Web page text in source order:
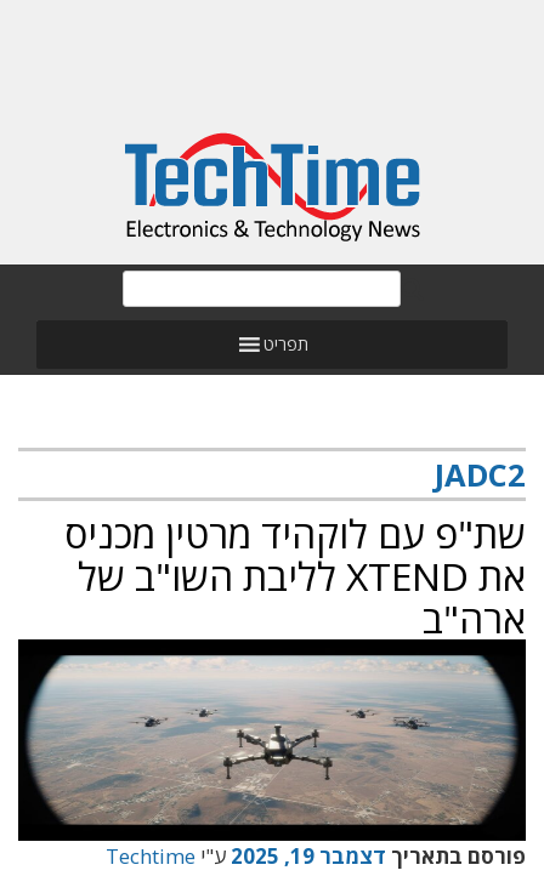
תפריט
JADC2
שת"פ עם לוקהיד מרטין מכניס
את XTEND לליבת השו"ב של
ארה"ב
פורסם בתאריך דצמבר 19, 2025 ע"י Techtime